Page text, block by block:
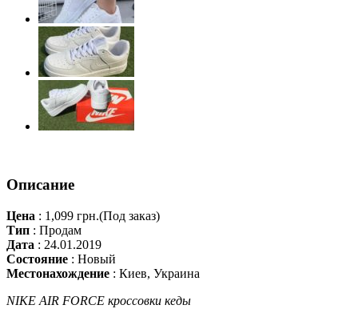
Описание
Цена : 1,099 грн.(Под заказ)
Тип : Продам
Дата : 24.01.2019
Состояние : Новый
Местонахождение : Киев, Украина
NIKE AIR FORCE кроссовки кеды